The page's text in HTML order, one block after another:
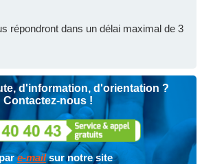
répondront dans un délai maximal de 3
d'information, d'orientation ?
Contactez-nous !
e-mailsur notre site